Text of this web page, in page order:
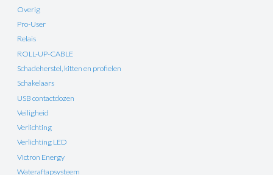
Overig
Pro-User
Relais
ROLL-UP-CABLE
Schadeherstel, kitten en profielen
Schakelaars
USB contactdozen
Veiligheid
Verlichting
Verlichting LED
Victron Energy
Wateraftapsysteem